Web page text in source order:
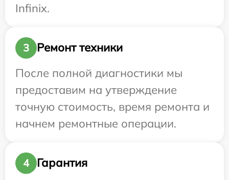
Infinix.
3
Ремонт техники
После полной диагностики мы
предоставим на утверждение
точную стоимость, время ремонта и
начнем ремонтные операции.
4
Гарантия